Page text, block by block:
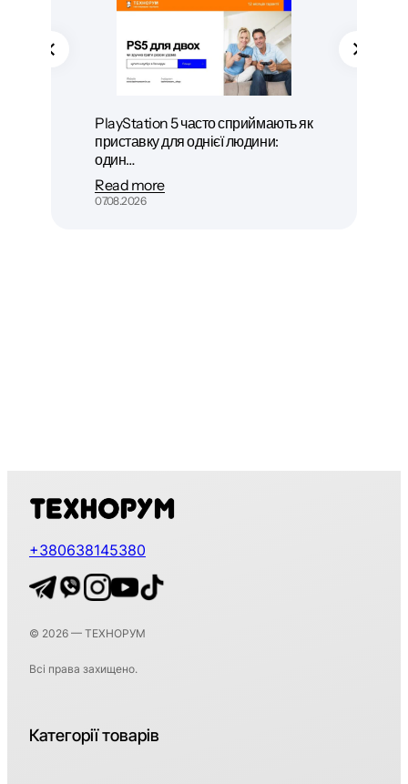
PlayStation 5 часто сприймають як
приставку для однієї людини:
один…
Read more
07.08.2026
+380638145380
© 2026 — ТЕХНОРУМ
Всі права захищено.
Категорії товарів